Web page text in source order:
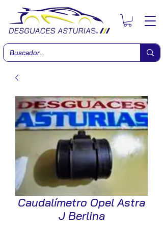
Caudalímetro Opel Astra
J Berlina